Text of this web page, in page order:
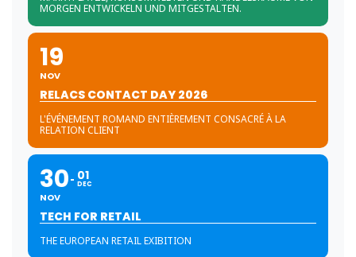
MORGEN ENTWICKELN UND MITGESTALTEN.
19
NOV
RELACS CONTACT DAY 2026
L'ÉVÉNEMENT ROMAND ENTIÈREMENT CONSACRÉ À LA
RELATION CLIENT
30
NOV
01
DEC
TECH FOR RETAIL
THE EUROPEAN RETAIL EXIBITION